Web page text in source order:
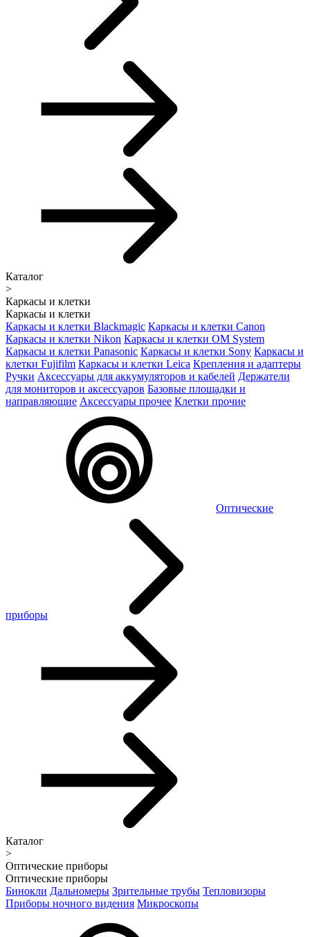
Каталог
>
Каркасы и клетки
Каркасы и клетки
Каркасы и клетки Blackmagic Каркасы и клетки Canon
Каркасы и клетки Nikon Каркасы и клетки OM System
Каркасы и клетки Panasonic Каркасы и клетки Sony Каркасы и
клетки Fujifilm Каркасы и клетки Leica Крепления и адаптеры
Ручки Аксессуары для аккумуляторов и кабелей Держатели
для мониторов и аксессуаров Базовые площадки и
направляющие Аксессуары прочее Клетки прочие
Оптические
приборы
Каталог
>
Оптические приборы
Оптические приборы
Бинокли Дальномеры Зрительные трубы Тепловизоры
Приборы ночного видения Микроскопы